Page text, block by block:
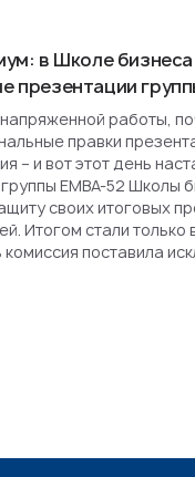
в Школе
презентации
работы,
правки
– и вот этот день
EMBA-52 Школы
своих итоговых
Итогом стали только
комиссия поставила